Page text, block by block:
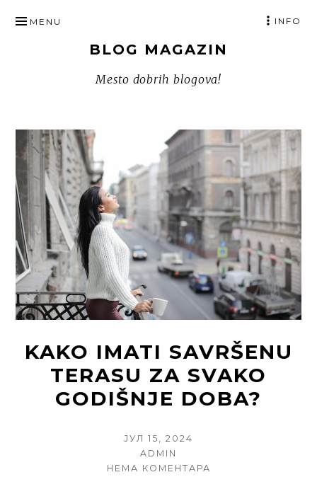
TO
BLOG MAGAZIN
Mesto dobrih blogova!
MENU INFO
KAKO IMATI SAVRŠENU
TERASU ZA SVAKO
GODIŠNJE DOBA?
POSTED
ЈУЛ 15, 2024
AUTHOR
ADMIN
НЕМА КОМЕНТАРА